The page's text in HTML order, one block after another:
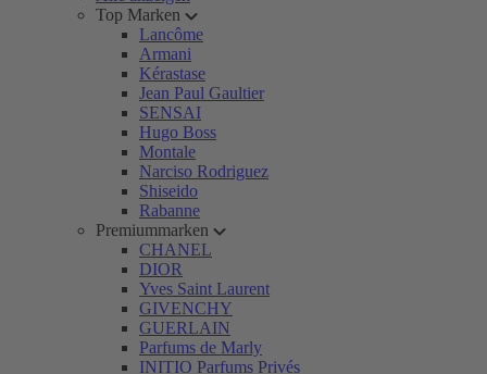
Top Marken
Lancôme
Armani
Kérastase
Jean Paul Gaultier
SENSAI
Hugo Boss
Montale
Narciso Rodriguez
Shiseido
Rabanne
Premiummarken
CHANEL
DIOR
Yves Saint Laurent
GIVENCHY
GUERLAIN
Parfums de Marly
INITIO Parfums Privés